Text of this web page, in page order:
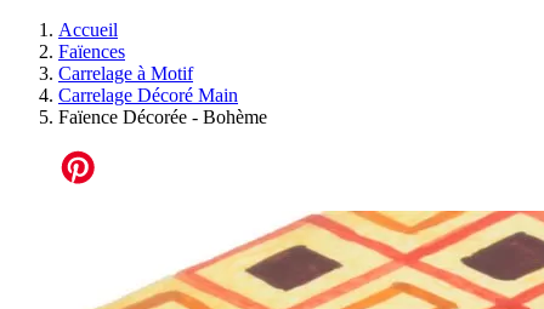
Accueil
Faïences
Carrelage à Motif
Carrelage Décoré Main
Faïence Décorée - Bohème